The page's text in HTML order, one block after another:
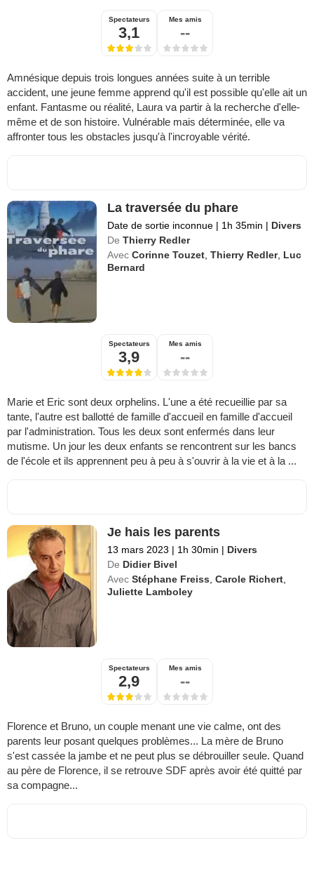
Spectateurs
3,1
Mes amis
--
Amnésique depuis trois longues années suite à un terrible
accident, une jeune femme apprend qu'il est possible qu'elle ait un
enfant. Fantasme ou réalité, Laura va partir à la recherche d'elle-
même et de son histoire. Vulnérable mais déterminée, elle va
affronter tous les obstacles jusqu'à l'incroyable vérité.
La traversée du phare
Date de sortie inconnue | 1h 35min | Divers
De Thierry Redler
Avec Corinne Touzet ,Thierry Redler, Luc
Bernard
Spectateurs
3,9
Mes amis
--
Marie et Eric sont deux orphelins. L'une a été recueillie par sa
tante, l'autre est ballotté de famille d'accueil en famille d'accueil
par l'administration. Tous les deux sont enfermés dans leur
mutisme. Un jour les deux enfants se rencontrent sur les bancs
de l'école et ils apprennent peu à peu à s'ouvrir à la vie et à la ...
Je hais les parents
13 mars 2023 | 1h 30min | Divers
De Didier Bivel
Avec Stéphane Freiss,Carole Richert,
Juliette Lamboley
Spectateurs
2,9
Mes amis
--
Florence et Bruno, un couple menant une vie calme, ont des
parents leur posant quelques problèmes... La mère de Bruno
s'est cassée la jambe et ne peut plus se débrouiller seule. Quand
au père de Florence, il se retrouve SDF après avoir été quitté par
sa compagne...